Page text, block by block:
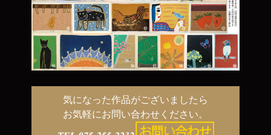
気になった作品がございましたら
お気軽にお問い合わせください。